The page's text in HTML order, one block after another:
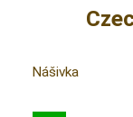
Nášivka